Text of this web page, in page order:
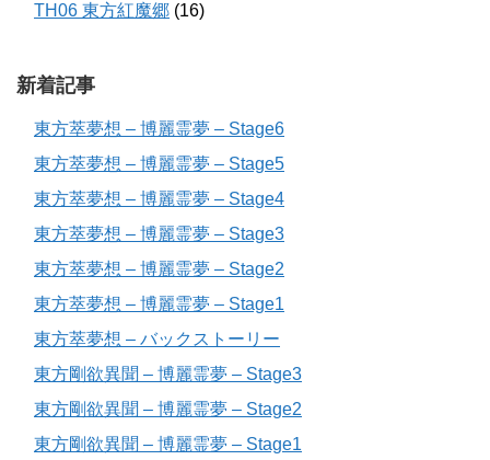
TH06 東方紅魔郷 (16)
新着記事
東方萃夢想 – 博麗霊夢 – Stage6
東方萃夢想 – 博麗霊夢 – Stage5
東方萃夢想 – 博麗霊夢 – Stage4
東方萃夢想 – 博麗霊夢 – Stage3
東方萃夢想 – 博麗霊夢 – Stage2
東方萃夢想 – 博麗霊夢 – Stage1
東方萃夢想 – バックストーリー
東方剛欲異聞 – 博麗霊夢 – Stage3
東方剛欲異聞 – 博麗霊夢 – Stage2
東方剛欲異聞 – 博麗霊夢 – Stage1